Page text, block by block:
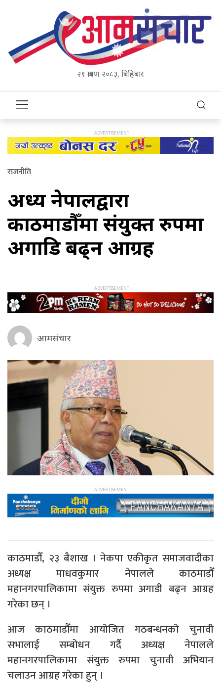
२१ श्रावण २०८३, बिहिबार
राजनीति
अध्यक्ष नेपालद्वारा
काठमाडौँमा संयुक्त रुपमा
अगाडि बढ्न आग्रह
आमसंचार
काठमाडौँ, २३ बैशाख । नेकपा एकीकृत समाजवादीका
अध्यक्ष माधवकुमार नेपालले काठमाडौँ
महानगरपालिकामा संयुक्त रुपमा अगाडी बढ्न आग्रह
गरेका छन् ।
आज काठमाडौँमा आयोजित गठबन्धनको चुनावी
सभालाई सम्बोधन गर्दै अध्यक्ष नेपालले
महानगरपालिकामा संयुक्त रुपमा चुनावी अभियान
चलाउन आग्रह गरेका हुन् ।